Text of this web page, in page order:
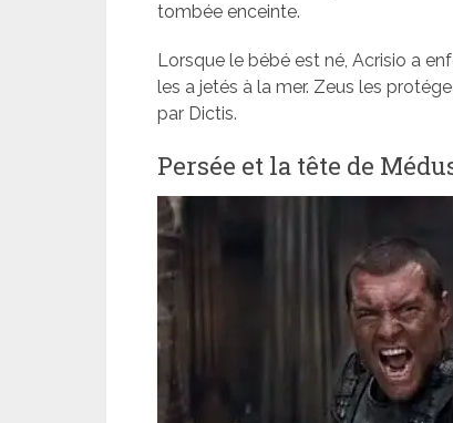
tombée enceinte.
Lorsque le bébé est né, Acrisio a
les a jetés à la mer. Zeus les
par Dictis.
Persée et la tête de